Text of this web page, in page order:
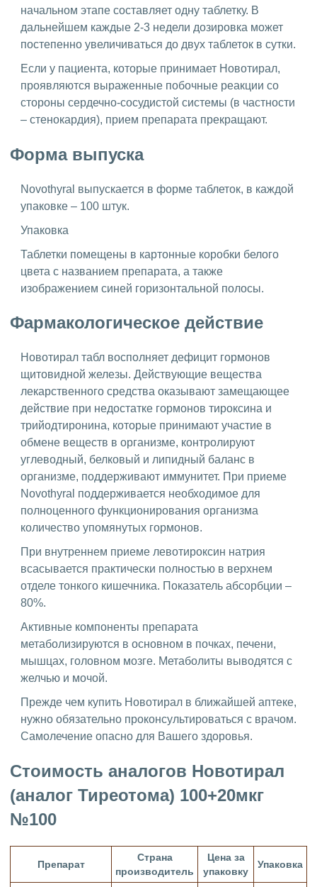
начальном этапе составляет одну таблетку. В
дальнейшем каждые 2-3 недели дозировка может
постепенно увеличиваться до двух таблеток в сутки.
Если у пациента, которые принимает Новотирал,
проявляются выраженные побочные реакции со
стороны сердечно-сосудистой системы (в частности
– стенокардия), прием препарата прекращают.
Форма выпуска
Novothyral выпускается в форме таблеток, в каждой
упаковке – 100 штук.
Упаковка
Таблетки помещены в картонные коробки белого
цвета с названием препарата, а также
изображением синей горизонтальной полосы.
Фармакологическое действие
Новотирал табл восполняет дефицит гормонов
щитовидной железы. Действующие вещества
лекарственного средства оказывают замещающее
действие при недостатке гормонов тироксина и
трийодтиронина, которые принимают участие в
обмене веществ в организме, контролируют
углеводный, белковый и липидный баланс в
организме, поддерживают иммунитет. При приеме
Novothyral поддерживается необходимое для
полноценного функционирования организма
количество упомянутых гормонов.
При внутреннем приеме левотироксин натрия
всасывается практически полностью в верхнем
отделе тонкого кишечника. Показатель абсорбции –
80%.
Активные компоненты препарата
метаболизируются в основном в почках, печени,
мышцах, головном мозге. Метаболиты выводятся с
желчью и мочой.
Прежде чем купить Новотирал в ближайшей аптеке,
нужно обязательно проконсультироваться с врачом.
Самолечение опасно для Вашего здоровья.
Стоимость аналогов Новотирал
(аналог Тиреотома) 100+20мкг
№100
Препарат
Страна
производитель
Цена за
упаковку
Упаковка